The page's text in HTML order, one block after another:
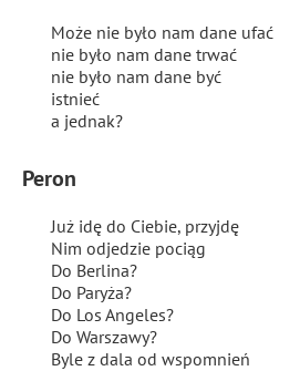
Może nie było nam dane ufać
nie było nam dane trwać
nie było nam dane być
istnieć
a jednak?
Peron
Już idę do Ciebie, przyjdę
Nim odjedzie pociąg
Do Berlina?
Do Paryża?
Do Los Angeles?
Do Warszawy?
Byle z dala od wspomnień